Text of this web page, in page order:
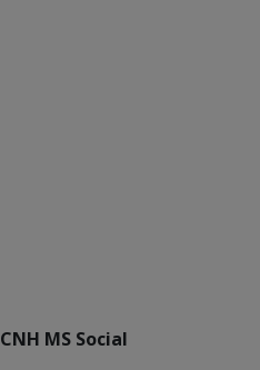
CNH MS Social